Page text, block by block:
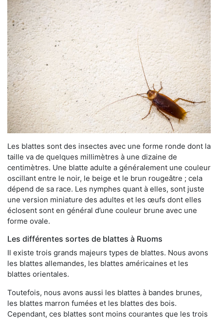
Les blattes sont des insectes avec une forme ronde dont la
taille va de quelques millimètres à une dizaine de
centimètres. Une blatte adulte a généralement une couleur
oscillant entre le noir, le beige et le brun rougeâtre ; cela
dépend de sa race. Les nymphes quant à elles, sont juste
une version miniature des adultes et les œufs dont elles
éclosent sont en général d’une couleur brune avec une
forme ovale.
Les différentes sortes de blattes à Ruoms
Il existe trois grands majeurs types de blattes. Nous avons
les blattes allemandes, les blattes américaines et les
blattes orientales.
Toutefois, nous avons aussi les blattes à bandes brunes,
les blattes marron fumées et les blattes des bois.
Cependant, ces blattes sont moins courantes que les trois